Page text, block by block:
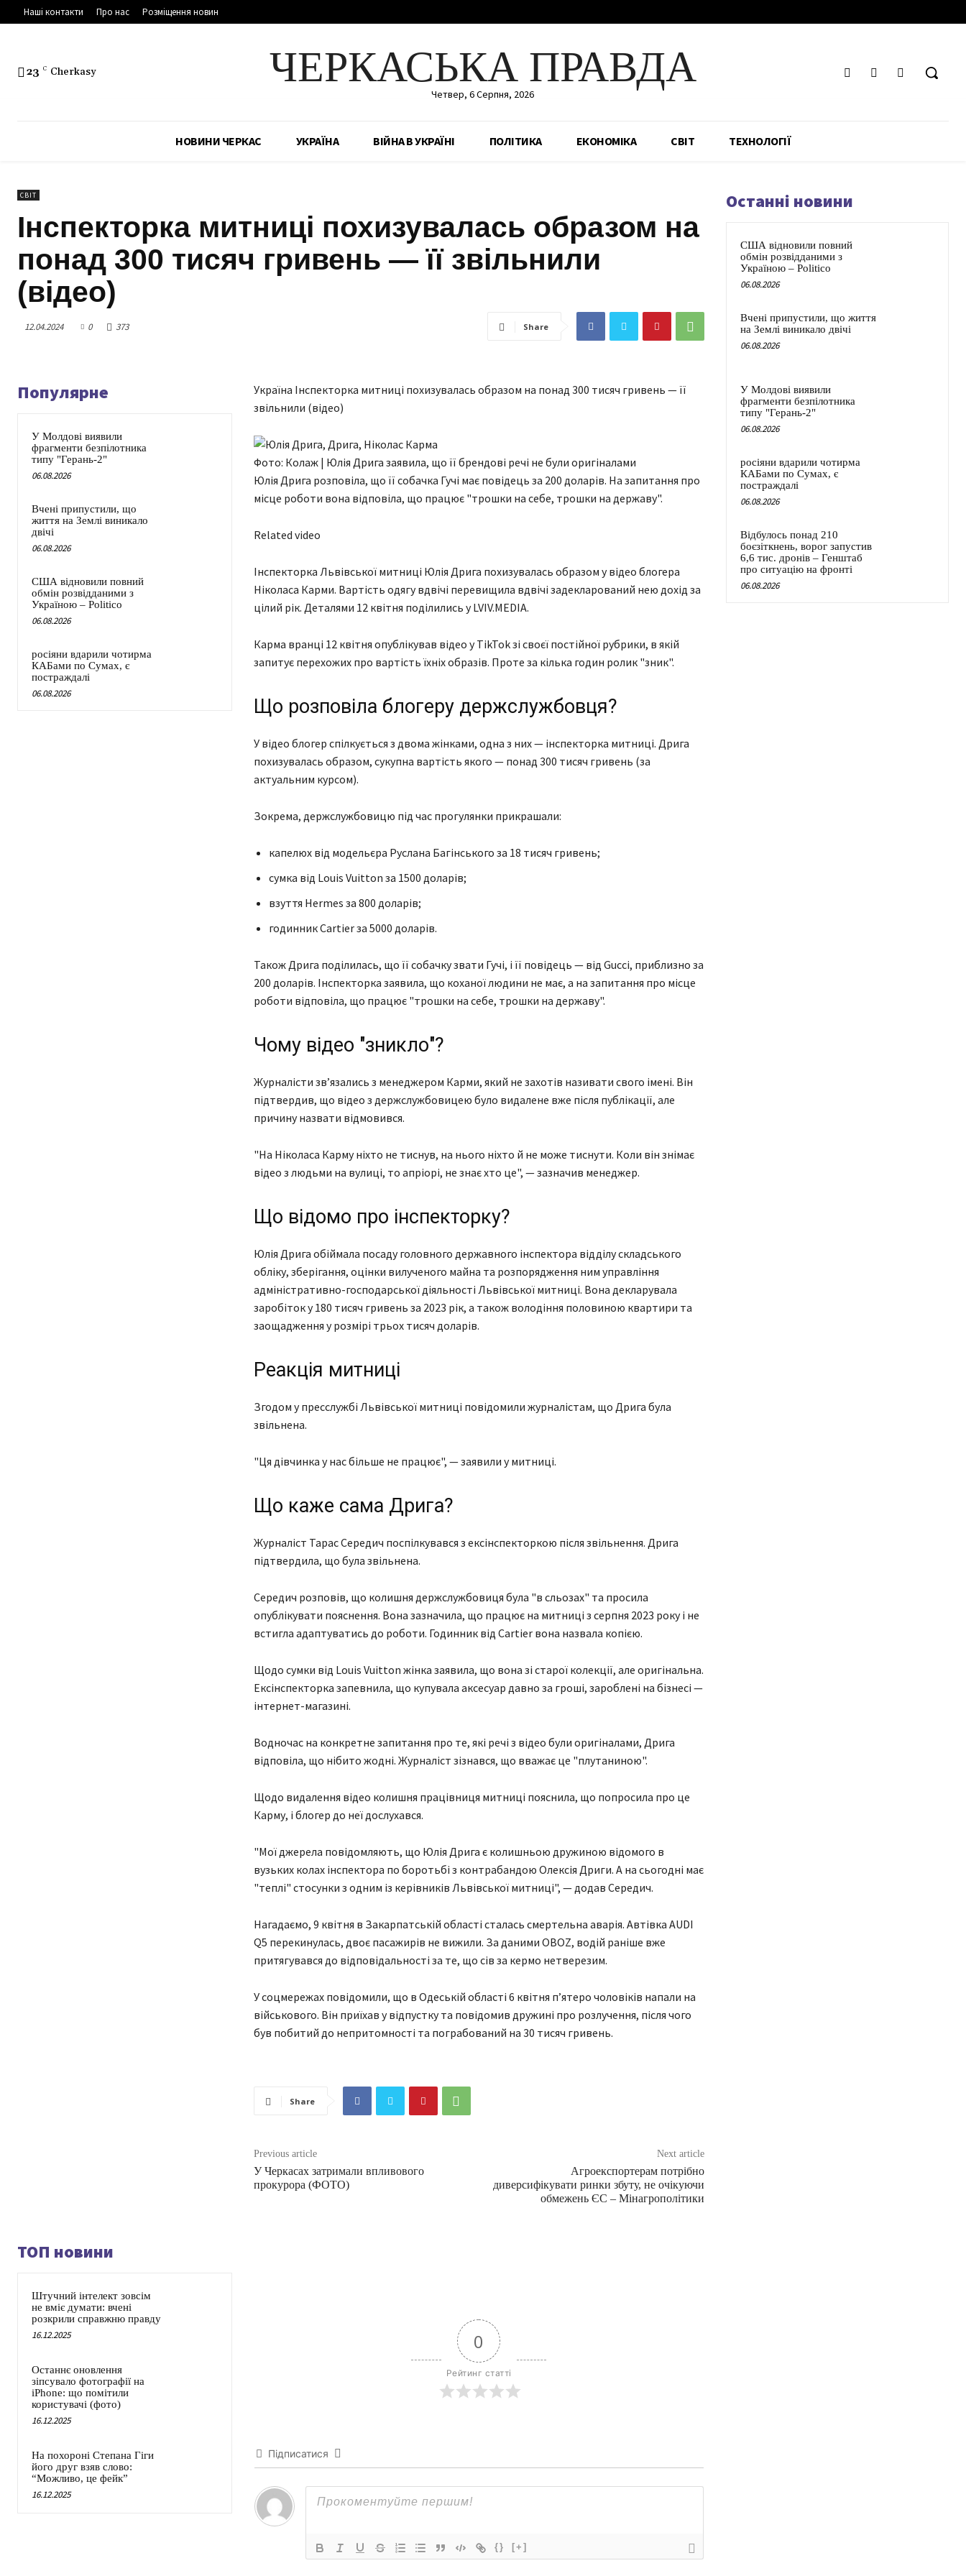
Наші контакти Про нас Розміщення новин
23 C Cherkasy ЧЕРКАСЬКА ПРАВДА
Четвер, 6 Серпня, 2026
НОВИНИ ЧЕРКАС УКРАЇНА ВІЙНА В УКРАЇНІ ПОЛІТИКА ЕКОНОМІКА СВІТ ТЕХНОЛОГІЇ
СВІТ
Інспекторка митниці похизувалась образом на
понад 300 тисяч гривень — її звільнили
(відео)
12.04.2024 0 373 Share
Популярне
У Молдові виявили
фрагменти безпілотника
типу "Герань-2"
06.08.2026
Вчені припустили, що
життя на Землі виникало
двічі
06.08.2026
США відновили повний
обмін розвідданими з
Україною – Politico
06.08.2026
росіяни вдарили чотирма
КАБами по Сумах, є
постраждалі
06.08.2026
Україна Інспекторка митниці похизувалась образом на понад 300 тисяч гривень — її
звільнили (відео)
Фото: Колаж | Юлія Дрига заявила, що її брендові речі не були оригіналами
Юлія Дрига розповіла, що її собачка Гучі має повідець за 200 доларів. На запитання про
місце роботи вона відповіла, що працює "трошки на себе, трошки на державу".
Related video
Інспекторка Львівської митниці Юлія Дрига похизувалась образом у відео блогера
Ніколаса Карми. Вартість одягу вдвічі перевищила вдвічі задекларований нею дохід за
цілий рік. Деталями 12 квітня поділились у LVIV.MEDIA.
Карма вранці 12 квітня опублікував відео у TikTok зі своєї постійної рубрики, в якій
запитує перехожих про вартість їхніх образів. Проте за кілька годин ролик "зник".
Що розповіла блогеру держслужбовця?
У відео блогер спілкується з двома жінками, одна з них — інспекторка митниці. Дрига
похизувалась образом, сукупна вартість якого — понад 300 тисяч гривень (за
актуальним курсом).
Зокрема, держслужбовицю під час прогулянки прикрашали:
капелюх від модельєра Руслана Багінського за 18 тисяч гривень;
сумка від Louis Vuitton за 1500 доларів;
взуття Hermes за 800 доларів;
годинник Cartier за 5000 доларів.
Також Дрига поділилась, що її собачку звати Гучі, і її повідець — від Gucci, приблизно за
200 доларів. Інспекторка заявила, що коханої людини не має, а на запитання про місце
роботи відповіла, що працює "трошки на себе, трошки на державу".
Чому відео "зникло"?
Журналісти зв’язались з менеджером Карми, який не захотів називати свого імені. Він
підтвердив, що відео з держслужбовицею було видалене вже після публікації, але
причину назвати відмовився.
"На Ніколаса Карму ніхто не тиснув, на нього ніхто й не може тиснути. Коли він знімає
відео з людьми на вулиці, то апріорі, не знає хто це", — зазначив менеджер.
Що відомо про інспекторку?
Юлія Дрига обіймала посаду головного державного інспектора відділу складського
обліку, зберігання, оцінки вилученого майна та розпорядження ним управління
адміністративно-господарської діяльності Львівської митниці. Вона декларувала
заробіток у 180 тисяч гривень за 2023 рік, а також володіння половиною квартири та
заощадження у розмірі трьох тисяч доларів.
Реакція митниці
Згодом у пресслужбі Львівської митниці повідомили журналістам, що Дрига була
звільнена.
"Ця дівчинка у нас більше не працює", — заявили у митниці.
Що каже сама Дрига?
Журналіст Тарас Середич поспілкувався з ексінспекторкою після звільнення. Дрига
підтвердила, що була звільнена.
Середич розповів, що колишня держслужбовиця була "в сльозах" та просила
опублікувати пояснення. Вона зазначила, що працює на митниці з серпня 2023 року і не
встигла адаптуватись до роботи. Годинник від Cartier вона назвала копією.
Щодо сумки від Louis Vuitton жінка заявила, що вона зі старої колекції, але оригінальна.
Ексінспекторка запевнила, що купувала аксесуар давно за гроші, зароблені на бізнесі —
інтернет-магазині.
Водночас на конкретне запитання про те, які речі з відео були оригіналами, Дрига
відповіла, що нібито жодні. Журналіст зізнався, що вважає це "плутаниною".
Щодо видалення відео колишня працівниця митниці пояснила, що попросила про це
Карму, і блогер до неї дослухався.
"Мої джерела повідомляють, що Юлія Дрига є колишньою дружиною відомого в
вузьких колах інспектора по боротьбі з контрабандою Олексія Дриги. А на сьогодні має
"теплі" стосунки з одним із керівників Львівської митниці", — додав Середич.
Нагадаємо, 9 квітня в Закарпатській області сталась смертельна аварія. Автівка AUDI
Q5 перекинулась, двоє пасажирів не вижили. За даними OBOZ, водій раніше вже
притягувався до відповідальності за те, що сів за кермо нетверезим.
У соцмережах повідомили, що в Одеській області 6 квітня п’ятеро чоловіків напали на
військового. Він приїхав у відпустку та повідомив дружині про розлучення, після чого
був побитий до непритомності та пограбований на 30 тисяч гривень.
Share
Previous article
У Черкасах затримали впливового
прокурора (ФОТО)
Next article
Агроекспортерам потрібно
диверсифікувати ринки збуту, не очікуючи
обмежень ЄС – Мінагрополітики
ТОП новини
Штучний інтелект зовсім
не вміє думати: вчені
розкрили справжню правду
16.12.2025
Останнє оновлення
зіпсувало фотографії на
iPhone: що помітили
користувачі (фото)
16.12.2025
На похороні Степана Гіги
його друг взяв слово:
“Можливо, це фейк”
16.12.2025
0
Рейтинг статті
Підписатися
{} [+]
Останні новини
США відновили повний
обмін розвідданими з
Україною – Politico
06.08.2026
Вчені припустили, що життя
на Землі виникало двічі
06.08.2026
У Молдові виявили
фрагменти безпілотника
типу "Герань-2"
06.08.2026
росіяни вдарили чотирма
КАБами по Сумах, є
постраждалі
06.08.2026
Відбулось понад 210
боєзіткнень, ворог запустив
6,6 тис. дронів – Генштаб
про ситуацію на фронті
06.08.2026